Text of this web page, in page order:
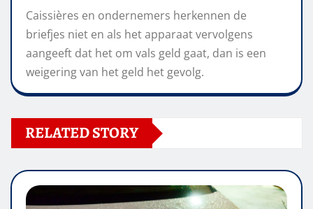
Caissières en ondernemers herkennen de
briefjes niet en als het apparaat vervolgens
aangeeft dat het om vals geld gaat, dan is een
weigering van het geld het gevolg.
RELATED STORY